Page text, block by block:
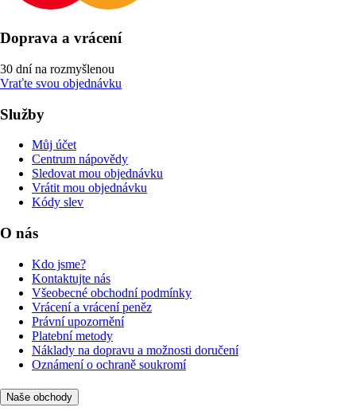
Doprava a vrácení
30 dní na rozmyšlenou
Vraťte svou objednávku
Služby
Můj účet
Centrum nápovědy
Sledovat mou objednávku
Vrátit mou objednávku
Kódy slev
O nás
Kdo jsme?
Kontaktujte nás
Všeobecné obchodní podmínky
Vrácení a vrácení peněz
Právní upozornění
Platební metody
Náklady na dopravu a možnosti doručení
Oznámení o ochraně soukromí
Naše obchody